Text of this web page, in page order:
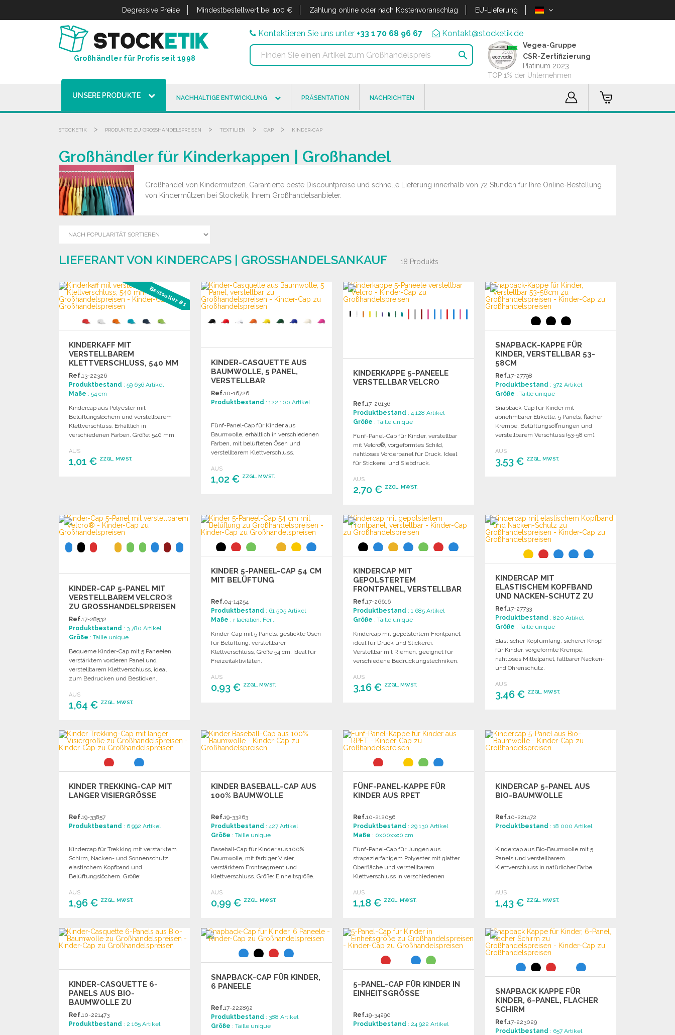
Degressive Preise Mindestbestellwert bei 100 € Zahlung online oder nach Kostenvoranschlag EU-Lieferung
Großhändler für Profis seit 1998
Kontaktieren Sie uns unter +33 1 70 68 96 67 Kontakt@stocketik.de

Vegea-Gruppe
CSR-Zertifizierung
Platinum 2023
TOP 1% der Unternehmen
UNSERE PRODUKTE NACHHALTIGE ENTWICKLUNG PRÄSENTATION NACHRICHTEN
STOCKETIK > PRODUKTE ZU GROSSHANDELSPREISEN > TEXTILIEN > CAP > KINDER-CAP
Großhändler für Kinderkappen | Großhandel
Großhandel von Kindermützen. Garantierte beste Discountpreise und schnelle Lieferung innerhalb von 72 Stunden für Ihre Online-Bestellung
von Kindermützen bei Stocketik, Ihrem Großhandelsanbieter.
LIEFERANT VON KINDERCAPS | GROSSHANDELSANKAUF 18 Produkts
Bestseller #1
KINDERKAFF MIT
VERSTELLBAREM
KLETTVERSCHLUSS, 540 MM
Ref.13-22326
Produktbestand : 59 636 Artikel
Maße : 54 cm
Kindercap aus Polyester mit
Belüftungslöchern und verstellbarem
Klettverschluss. Erhältlich in
verschiedenen Farben. Größe: 540 mm.
AUS
1,01 € ZZGL. MWST.
KINDER-CASQUETTE AUS
BAUMWOLLE, 5 PANEL,
VERSTELLBAR
Ref.10-16726
Produktbestand : 122 100 Artikel
Fünf-Panel-Cap für Kinder aus
Baumwolle, erhältlich in verschiedenen
Farben, mit belüfteten Ösen und
verstellbarem Klettverschluss.
AUS
1,02 € ZZGL. MWST.
Angebot anfordern
KINDERKAPPE 5-PANEELE
VERSTELLBAR VELCRO
Ref.17-26136
Produktbestand : 4 128 Artikel
Größe : Taille unique
Fünf-Panel-Cap für Kinder, verstellbar
mit Velcro®, vorgeformtes Schild,
nahtloses Vorderpanel für Druck. Ideal
für Stickerei und Siebdruck.
AUS
2,70 € ZZGL. MWST.
Angebot anfordern
SNAPBACK-KAPPE FÜR
KINDER, VERSTELLBAR 53-
58CM
Ref.17-27798
Produktbestand : 372 Artikel
Größe : Taille unique
Snapback-Cap für Kinder mit
abnehmbarer Etikette, 5 Panels, flacher
Krempe, Belüftungsöffnungen und
verstellbarem Verschluss (53-58 cm).
AUS
3,53 € ZZGL. MWST.
KINDER-CAP 5-PANEL MIT
VERSTELLBAREM VELCRO®
ZU GROSSHANDELSPREISEN
Ref.17-28532
Produktbestand : 3 780 Artikel
Größe : Taille unique
Bequeme Kinder-Cap mit 5 Paneelen,
verstärktem vorderen Panel und
verstellbarem Klettverschluss, ideal
zum Bedrucken und Besticken.
AUS
1,64 € ZZGL. MWST.
Angebot anfordern
KINDER 5-PANEEL-CAP 54 CM
MIT BELÜFTUNG
Ref.04-14254
Produktbestand : 61 505 Artikel
Maße : r laération. Fer...
Kinder-Cap mit 5 Panels, gestickte Ösen
für Belüftung, verstellbarer
Klettverschluss, Größe 54 cm. Ideal für
Freizeitaktivitäten.
AUS
0,93 € ZZGL. MWST.
KINDERCAP MIT
GEPOLSTERTEM
FRONTPANEL, VERSTELLBAR
Ref.17-26616
Produktbestand : 1 685 Artikel
Größe : Taille unique
Kindercap mit gepolstertem Frontpanel,
ideal für Druck und Stickerei.
Verstellbar mit Riemen, geeignet für
verschiedene Bedruckungstechniken.
AUS
3,16 € ZZGL. MWST.
KINDERCAP MIT
ELASTISCHEM KOPFBAND
UND NACKEN-SCHUTZ ZU
GROSSHANDELSPREISEN
Ref.17-27733
Produktbestand : 820 Artikel
Größe : Taille unique
Elastischer Kopfumfang, sicherer Knopf
für Kinder, vorgeformte Krempe,
nahtloses Mittelpanel, faltbarer Nacken-
und Ohrenschutz.
AUS
3,46 € ZZGL. MWST.
Angebot anfordern
KINDER TREKKING-CAP MIT
LANGER VISIERGRÖSSE
Ref.19-33857
Produktbestand : 6 992 Artikel
Kindercap für Trekking mit verstärktem
Schirm, Nacken- und Sonnenschutz,
elastischem Kopfband und
Belüftungslöchern. Größe:
AUS
1,96 € ZZGL. MWST.
Angebot anfordern
KINDER BASEBALL-CAP AUS
100% BAUMWOLLE
Ref.19-33263
Produktbestand : 427 Artikel
Größe : Taille unique
Baseball-Cap für Kinder aus 100%
Baumwolle, mit farbiger Visier,
verstärktem Frontsegment und
Klettverschluss. Größe: Einheitsgröße.
AUS
0,99 € ZZGL. MWST.
Angebot anfordern
FÜNF-PANEL-KAPPE FÜR
KINDER AUS RPET
Ref.10-212056
Produktbestand : 29 130 Artikel
Maße : 0x00xxø0 cm
Fünf-Panel-Cap für Jungen aus
strapazierfähigem Polyester mit glatter
Oberfläche und verstellbarem
Klettverschluss in verschiedenen
AUS
1,18 € ZZGL. MWST.
Angebot anfordern
KINDERCAP 5-PANEL AUS
BIO-BAUMWOLLE
Ref.10-221472
Produktbestand : 18 000 Artikel
Kindercap aus Bio-Baumwolle mit 5
Panels und verstellbarem
Klettverschluss in natürlicher Farbe.
AUS
1,43 € ZZGL. MWST.
Angebot anfordern
KINDER-CASQUETTE 6-
PANELS AUS BIO-
BAUMWOLLE ZU
GROSSHANDELSPREISEN
Ref.10-221473
Produktbestand : 2 165 Artikel
SNAPBACK-CAP FÜR KINDER,
6 PANEELE
Ref.17-222892
Produktbestand : 388 Artikel
Größe : Taille unique
5-PANEL-CAP FÜR KINDER IN
EINHEITSGRÖSSE
Ref.19-34290
Produktbestand : 24 922 Artikel
SNAPBACK KAPPE FÜR
KINDER, 6-PANEL, FLACHER
SCHIRM
Ref.17-223029
Produktbestand : 657 Artikel